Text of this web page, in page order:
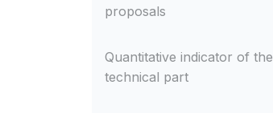
proposals
Quantitative indicator of the
technical part